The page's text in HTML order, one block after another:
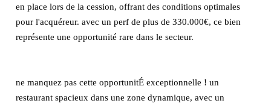
en place lors de la cession, offrant des conditions optimales
pour l'acquéreur. avec un perf de plus de 330.000€, ce bien
représente une opportunité rare dans le secteur.
ne manquez pas cette opportunitÉ exceptionnelle ! un
restaurant spacieux dans une zone dynamique, avec un